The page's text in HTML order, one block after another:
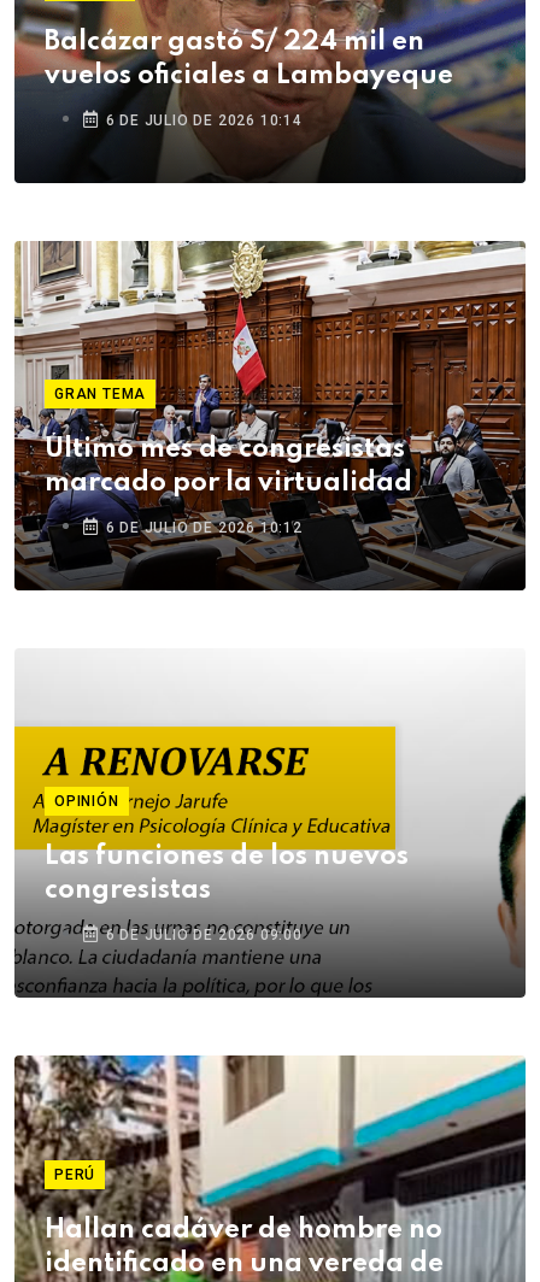
Balcázar gastó S/ 224 mil en
vuelos oficiales a Lambayeque
6 DE JULIO DE 2026 10:14
GRAN TEMA
Último mes de congresistas
marcado por la virtualidad
6 DE JULIO DE 2026 10:12
OPINIÓN
Las funciones de los nuevos
congresistas
6 DE JULIO DE 2026 09:00
PERÚ
Hallan cadáver de hombre no
identificado en una vereda de